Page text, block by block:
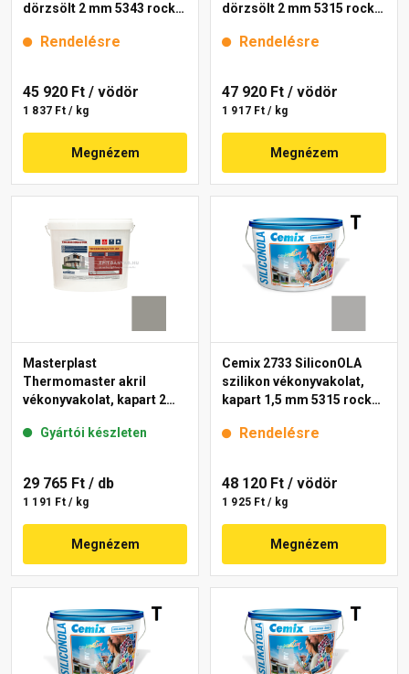
dörzsölt 2 mm 5343 rock
Rendelésre
45 920 Ft / vödör
1 837 Ft / kg
Megnézem
dörzsölt 2 mm 5315 rock
Rendelésre
47 920 Ft / vödör
1 917 Ft / kg
Megnézem
Masterplast
Thermomaster akril
vékonyvakolat, kapart 2
Gyártói készleten
29 765 Ft / db
1 191 Ft / kg
Megnézem
Cemix 2733 SiliconOLA
szilikon vékonyvakolat,
kapart 1,5 mm 5315 rock
Rendelésre
48 120 Ft / vödör
1 925 Ft / kg
Megnézem